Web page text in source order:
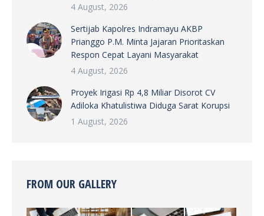
4 August, 2026
Sertijab Kapolres Indramayu AKBP
Prianggo P.M. Minta Jajaran Prioritaskan
Respon Cepat Layani Masyarakat
4 August, 2026
Proyek Irigasi Rp 4,8 Miliar Disorot CV
Adiloka Khatulistiwa Diduga Sarat Korupsi
1 August, 2026
FROM OUR GALLERY